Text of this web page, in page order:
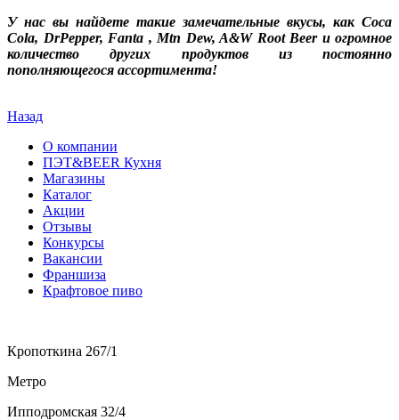
У нас вы найдете такие замечательные вкусы, как Coca
Cola, DrPepper, Fanta , Mtn Dew, A&W Root Beer и огромное
количество других продуктов из постоянно
пополняющегося ассортимента!
Назад
О компании
ПЭТ&BEER Кухня
Магазины
Каталог
Акции
Отзывы
Конкурсы
Вакансии
Франшиза
Крафтовое пиво
Кропоткина 267/1
Метро
Ипподромская 32/4